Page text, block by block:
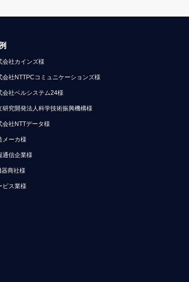
会社カインズ様
会社NTTPCコミュニケーションズ様
会社ベルシステム24様
研究開発法人科学技術振興機構様
会社NTTデータ様
メーカ様
通信企業様
器商社様
ビス業様